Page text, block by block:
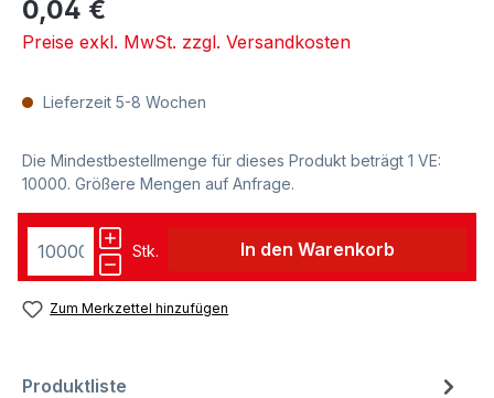
0,04 €
Preise exkl. MwSt. zzgl. Versandkosten
Lieferzeit 5-8 Wochen
Die Mindestbestellmenge für dieses Produkt beträgt 1 VE:
10000. Größere Mengen auf Anfrage.
Stk. In den Warenkorb
Zum Merkzettel hinzufügen
Produktliste